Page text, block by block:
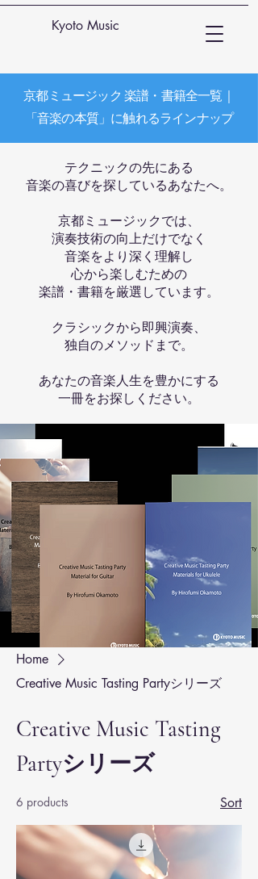
Kyoto Music
京都ミュージック 楽譜・書籍全一覧｜
「音楽の本質」に触れるラインナップ
テクニックの先にある
音楽の喜びを探しているあなたへ。
京都ミュージックでは、
演奏技術の向上だけでなく
音楽をより深く理解し
心から楽しむための
楽譜・書籍を厳選しています。
クラシックから即興演奏、
独自のメソッドまで。
あなたの音楽人生を豊かにする
一冊をお探しください。
Home
Creative Music Tasting Partyシリーズ
Creative Music Tasting
Partyシリーズ
6 products Sort